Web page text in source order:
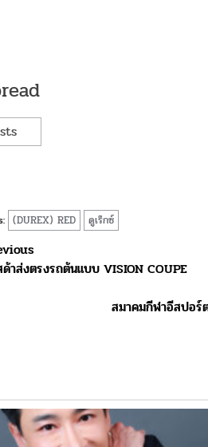
(DUREX) RED ดูเร็กซ์
าส่งตรงรถต้นแบบ VISION COUPE
สมาคมกีฬาอีสปอร์